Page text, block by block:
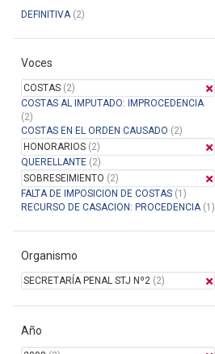
Sumarios del STJ
Manual del Usuario
DEFINITIVA(2)
Voces
COSTAS (2)
COSTAS AL IMPUTADO: IMPROCEDENCIA
(2)
COSTAS EN EL ORDEN CAUSADO (2)
HONORARIOS (2)
QUERELLANTE (2)
SOBRESEIMIENTO (2)
FALTA DE IMPOSICION DE COSTAS (1)
RECURSO DE CASACION: PROCEDENCIA(1)
Organismo
SECRETARÍA PENAL STJ Nº2 (2)
Año